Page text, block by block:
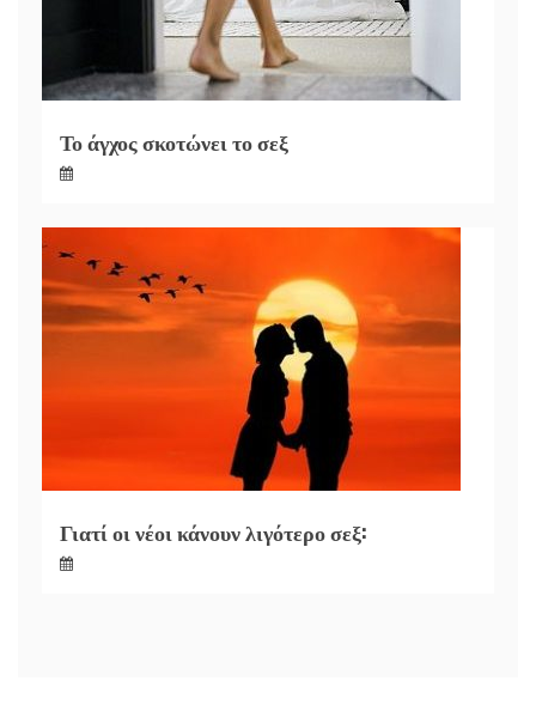
Το άγχος σκοτώνει το σεξ
Γιατί οι νέοι κάνουν λιγότερο σεξ: